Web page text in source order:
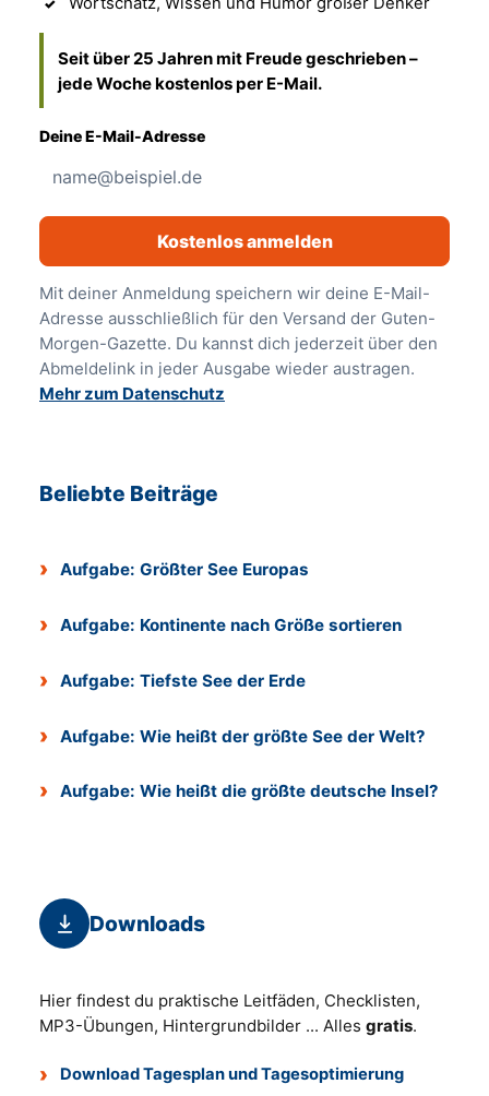
Seit über 25 Jahren mit Freude geschrieben –
jede Woche kostenlos per E-Mail.
Deine E-Mail-Adresse
Kostenlos anmelden
Mit deiner Anmeldung speichern wir deine E-Mail-
Adresse ausschließlich für den Versand der Guten-
Morgen-Gazette. Du kannst dich jederzeit über den
Abmeldelink in jeder Ausgabe wieder austragen.
Mehr zum Datenschutz
Beliebte Beiträge
Aufgabe: Größter See Europas
Aufgabe: Kontinente nach Größe sortieren
Aufgabe: Tiefste See der Erde
Aufgabe: Wie heißt der größte See der Welt?
Aufgabe: Wie heißt die größte deutsche Insel?
Downloads
Hier findest du praktische Leitfäden, Checklisten,
MP3-Übungen, Hintergrundbilder ... Alles gratis.
Download Tagesplan und Tagesoptimierung